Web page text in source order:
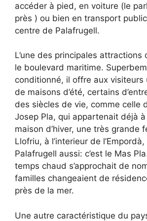
accéder à pied, en voiture (le
près ) ou bien en transport
centre de Palafrugell.
L’une des principales attractions
le boulevard maritime.
conditionné, il offre aux visiteurs
de maisons d’été, certains
des siècles de vie, comme celle
Josep Pla, qui appartenait déjà
maison d’hiver, une très grande
Llofriu, à l’interieur de
Palafrugell aussi: c’est le Mas
temps chaud s’approchait de
familles changeaient de
près de la mer.
Une autre caractéristique du